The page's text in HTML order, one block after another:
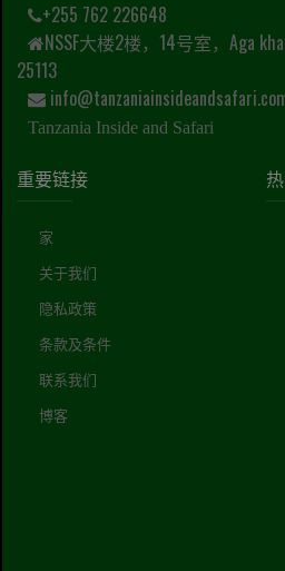
+255 762 226648
NSSF大楼2楼，14号室，Aga
25113
Tanzania Inside and Safari
重要链接
家
关于我们
隐私政策
条款及条件
联系我们
博客